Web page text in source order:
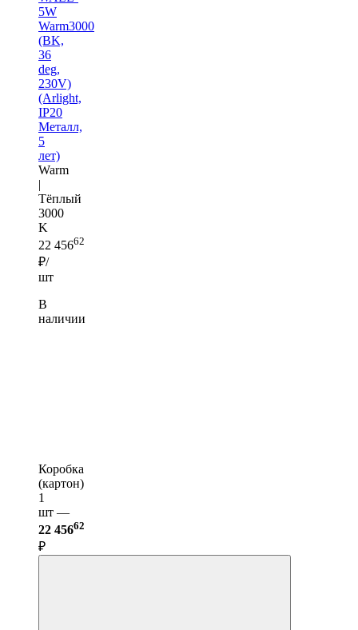
5W
Warm3000
(BK,
36
deg,
230V)
(Arlight,
IP20
Металл,
5
лет)
Warm
|
Тёплый
3000
K
22 45662
₽/
шт
В
наличии
Коробка
(картон)
1
шт —
22 45662
₽